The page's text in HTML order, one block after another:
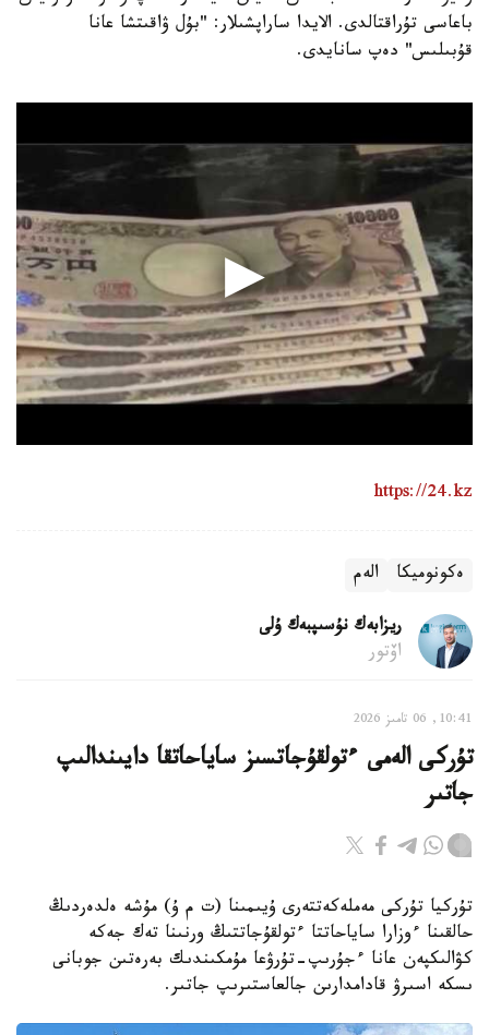
باعاسى تۇراقتالدى. الايدا ساراپشىلار: "بۇل ۋاقىتشا عانا
قۇبىلىس" دەپ سانايدى.
https://24.kz
ەكونوميكا الەم
ريزابەك نۇسىپبەك ۇلى
اۆتور
10:41, 06 تامىز 2026
تۇركى الەمى ءتولقۇجاتسىز ساياحاتقا دايىندالىپ
جاتىر
تۇركيا تۇركى مەملەكەتتەرى ۇيىمىنا (ت م ۇ) مۇشە ەلدەردىڭ
حالقىنا ءوزارا ساياحاتتا ءتولقۇجاتتىڭ ورنىنا تەك جەكە
كۋالىكپەن عانا ءجۇرىپ-تۇرۋعا مۇمكىندىك بەرەتىن جوبانى
ىسكە اسىرۋ قادامدارىن جالعاستىرىپ جاتىر.